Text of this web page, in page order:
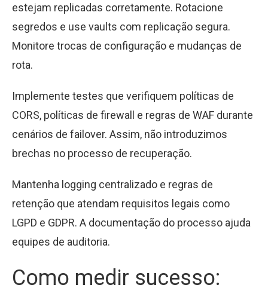
estejam replicadas corretamente. Rotacione
segredos e use vaults com replicação segura.
Monitore trocas de configuração e mudanças de
rota.
Implemente testes que verifiquem políticas de
CORS, políticas de firewall e regras de WAF durante
cenários de failover. Assim, não introduzimos
brechas no processo de recuperação.
Mantenha logging centralizado e regras de
retenção que atendam requisitos legais como
LGPD e GDPR. A documentação do processo ajuda
equipes de auditoria.
Como medir sucesso: